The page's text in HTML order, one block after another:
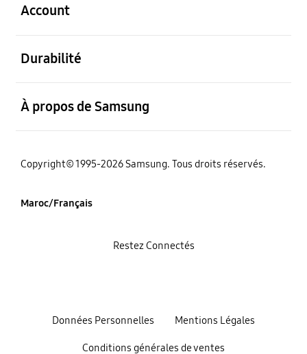
Account
Durabilité
À propos de Samsung
Copyright© 1995-2026 Samsung. Tous droits réservés.
Maroc/Français
Données Personnelles Mentions Légales
Conditions générales de ventes
Restez Connectés